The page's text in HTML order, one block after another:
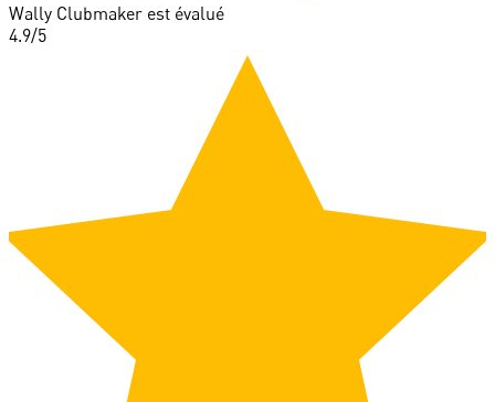
Wally Clubmaker est évalué
4.9/5